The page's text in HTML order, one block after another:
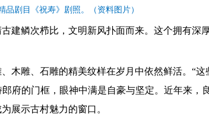
品剧目《祝寿》剧照。（资料图片）
建鳞次栉比，文明新风扑面而来。这个拥有深
木雕、石雕的精美纹样在岁月中依然鲜活。“
府的门框，眼神中满是自豪与坚定。近年来，
展示古村魅力的窗口。